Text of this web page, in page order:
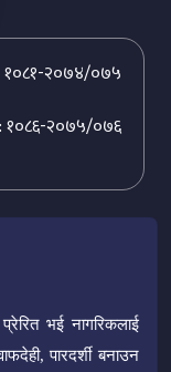
१०८१-२०७४/०७५
१०८६-२०७५/०७६
भई नागरिकलाई
पारदर्शी बनाउन